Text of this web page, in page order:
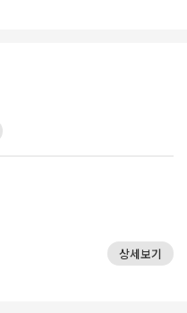
상세보기